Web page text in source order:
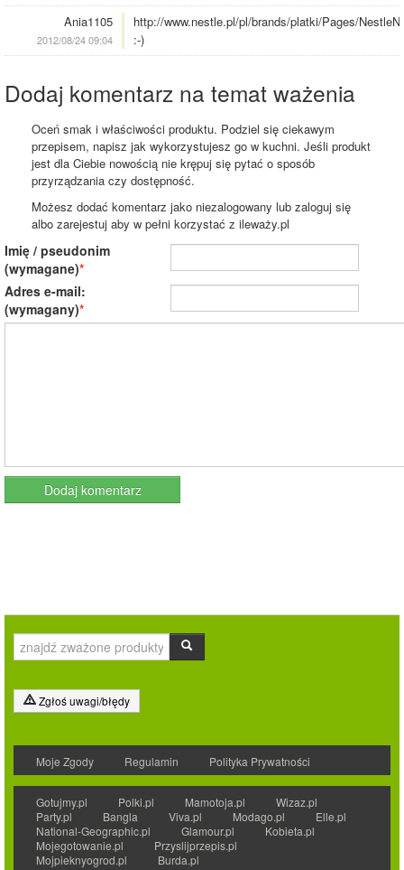
Ania1105
2012/08/24 09:04
http://www.nestle.pl/pl/brands/platki/Pages/
:-)
Dodaj komentarz na temat ważenia
Oceń smak i właściwości produktu. Podziel się ciekawym
przepisem, napisz jak wykorzystujesz go w kuchni. Jeśli produkt
jest dla Ciebie nowością nie krępuj się pytać o sposób
przyrządzania czy dostępność.
Możesz dodać komentarz jako niezalogowany lub zaloguj się
albo zarejestuj aby w pełni korzystać z ileważy.pl
Imię / pseudonim
(wymagane)
Adres e-mail:
(wymagany)
Zgłoś uwagi/błędy
Moje Zgody Regulamin Polityka Prywatności
Gotujmy.pl Polki.pl Mamotoja.pl
Wizaz.pl
Party.pl
Bangla Viva.pl Modago.pl
Elle.pl
National-Geographic.pl
Glamour.pl
Kobieta.pl
Mojegotowanie.pl
Przyslijprzepis.pl
Mojpieknyogrod.pl
Burda.pl